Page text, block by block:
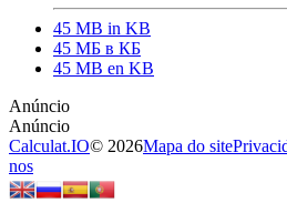
45 MB in KB
45 МБ в КБ
45 MB en KB
Calculat.IO© 2026Mapa do site
nos